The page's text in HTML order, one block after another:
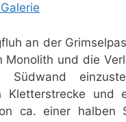
an der
Monolith und die
Südwand
Kletterstrecke und
ca. einer halben